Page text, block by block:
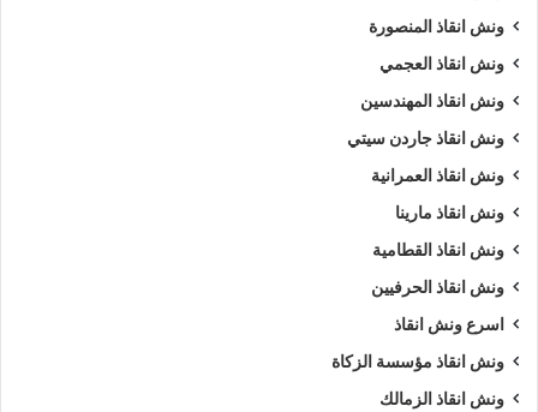
ونش انقاذ المنصورة
ونش انقاذ العجمي
ونش انقاذ المهندسين
ونش انقاذ جاردن سيتي
ونش انقاذ العمرانية
ونش انقاذ مارينا
ونش انقاذ القطامية
ونش انقاذ الحرفيين
اسرع ونش انقاذ
ونش انقاذ مؤسسة الزكاة
ونش انقاذ الزمالك